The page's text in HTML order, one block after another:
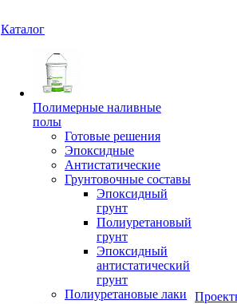
Каталог
Полимерные наливные
полы
Готовые решения
Эпоксидные
Антистатические
Грунтовочные составы
Эпоксидный
грунт
Полиуретановый
грунт
Эпоксидный
антистатический
грунт
Полиуретановые лаки